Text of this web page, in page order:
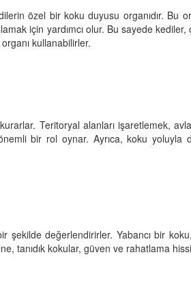
özel bir koku duyusu organıdır. Bu
için yardımcı olur. Bu sayede
kullanabilirler.
Teritoryal alanları işaretlemek,
bir rol oynar. Ayrıca, koku yoluyla
şekilde değerlendirirler. Yabancı bir
tanıdık kokular, güven ve rahatlama
Neden
Evrimsel Bir